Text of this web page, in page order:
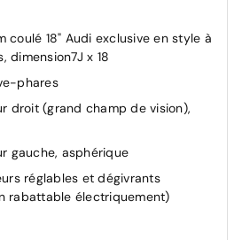
Noir
porte avec monogramme S line
estampage S line sur les
DEL
avec KM/H, montre,compte-
bagages
coulé 18" Audi exclusive en style à
dimension7J x 18
phares
droit (grand champ de vision),
gauche, asphérique
réglables et dégivrants
rabattable électriquement)